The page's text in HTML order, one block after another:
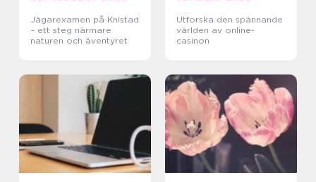
Jägarexamen på Knistad
– ett steg närmare
naturen och äventyret
Utforska den spännande
världen av online-
casinon